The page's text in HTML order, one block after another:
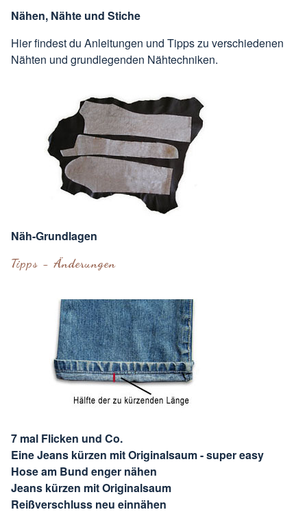
Nähen, Nähte und Stiche
Hier findest du Anleitungen und Tipps zu verschiedenen
Nähten und grundlegenden Nähtechniken.
Näh-Grundlagen
Tipps - Änderungen
7 mal Flicken und Co.
Eine Jeans kürzen mit Originalsaum - super easy
Hose am Bund enger nähen
Jeans kürzen mit Originalsaum
Reißverschluss neu einnähen